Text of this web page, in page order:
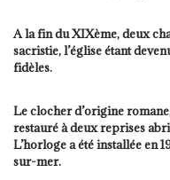
A la fin du XIXème, deux
sacristie, l’église étant
fidèles.
Le clocher d’origine
restauré à deux reprises
L’horloge a été installée en
sur-mer.